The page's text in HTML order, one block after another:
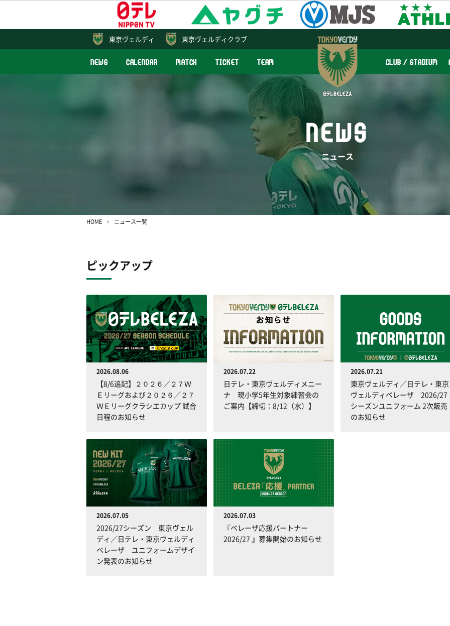
東京ヴェルディクラブ
NEWS CALENDAR MATCH TICKET TEAM CLUB / STADIUM
東京ヴェルディ
NEWS
ニュース
HOME ニュース一覧
ピックアップ
2026.08.06
【8/6追記】２０２６／２７Ｗ
Ｅリーグおよび２０２６／２７
ＷＥリーグクラシエカップ 試合
日程のお知らせ
2026.07.22
日テレ・東京ヴェルディメニー
ナ 現小学5年生対象練習会の
ご案内【締切：8/12（水）】
2026.07.21
東京ヴェルディ／日テレ・東京
ヴェルディベレーザ 2026/27
シーズンユニフォーム 2次販売
のお知らせ
2026.07.05
2026/27シーズン 東京ヴェル
ディ／日テレ・東京ヴェルディ
ベレーザ ユニフォームデザイ
ン発表のお知らせ
2026.07.03
『ベレーザ応援パートナー
2026/27 』募集開始のお知らせ